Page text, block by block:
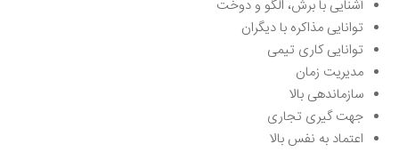
آشنایی با برش، الگو و دوخت
توانایی مذاکره با دیگران
توانایی کاری تیمی
مدیریت زمان
سازماندهی بالا
جهت گیری تجاری
اعتماد به نفس بالا